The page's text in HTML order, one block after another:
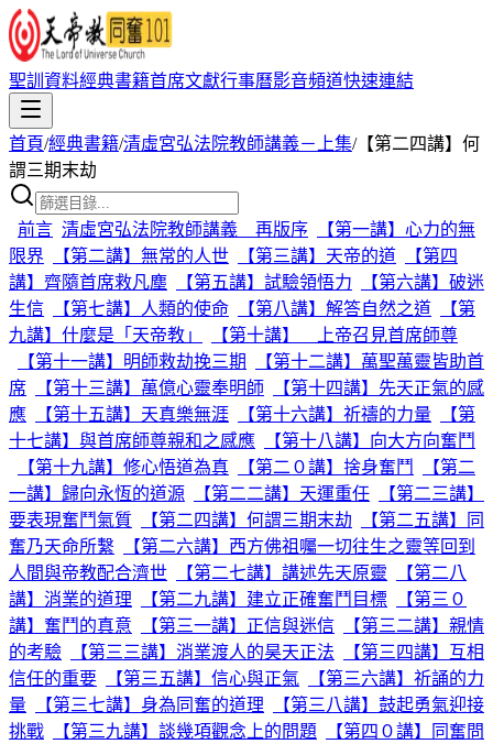
聖訓資料經典書籍首席文獻行事曆影音頻道快速連結
首頁/經典書籍/清虛宮弘法院教師講義－上集/【第二四講】何
謂三期末劫
前言 清虛宮弘法院教師講義 再版序
【第一講】心力的無
限界
【第二講】無常的人世 【第三講】天帝的道
【第四
講】齊隨首席救凡塵
【第五講】試驗領悟力
【第六講】破迷
生信
【第七講】人類的使命 【第八講】解答自然之道
【第
九講】什麼是「天帝教」
【第十講】 上帝召見首席師尊
【第十一講】明師救劫挽三期
【第十二講】萬聖萬靈皆助首
席
【第十三講】萬億心靈奉明師
【第十四講】先天正氣的感
應
【第十五講】天真樂無涯 【第十六講】祈禱的力量
【第
十七講】與首席師尊親和之感應
【第十八講】向大方向奮鬥
【第十九講】修心悟道為真
【第二０講】捨身奮鬥
【第二
一講】歸向永恆的道源
【第二二講】天運重任
【第二三講】
要表現奮鬥氣質
【第二四講】何謂三期末劫
【第二五講】同
奮乃天命所繫
【第二六講】西方佛祖囑一切往生之靈等回到
人間與帝教配合濟世
【第二七講】講述先天原靈
【第二八
講】消業的道理
【第二九講】建立正確奮鬥目標
【第三０
講】奮鬥的真意
【第三一講】正信與迷信
【第三二講】親情
的考驗
【第三三講】消業渡人的昊天正法
【第三四講】互相
信任的重要
【第三五講】信心與正氣
【第三六講】祈誦的力
量
【第三七講】身為同奮的道理
【第三八講】鼓起勇氣迎接
挑戰
【第三九講】談幾項觀念上的問題
【第四０講】同奮問